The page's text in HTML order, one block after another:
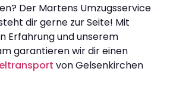
Der Martens Umzugsservice
dir gerne zur Seite! Mit
Erfahrung und unserem
garantieren wir dir einen
von Gelsenkirchen